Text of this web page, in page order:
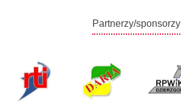
Partnerzy/sponsorzy